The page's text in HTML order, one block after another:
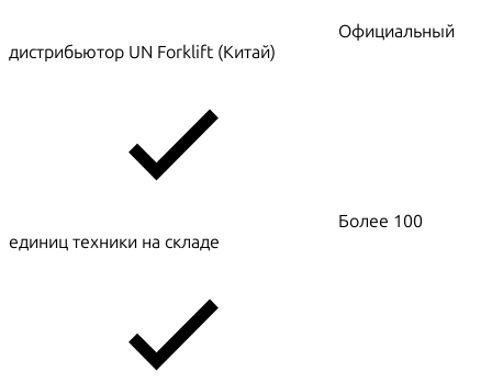
Официальный
дистрибьютор UN Forklift (Китай)
Более 100
единиц техники на складе